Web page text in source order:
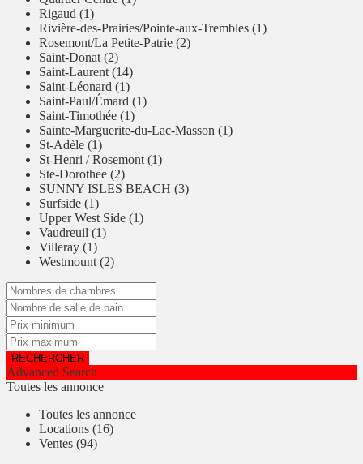
Rigaud (1)
Rivière-des-Prairies/Pointe-aux-Trembles (1)
Rosemont/La Petite-Patrie (2)
Saint-Donat (2)
Saint-Laurent (14)
Saint-Léonard (1)
Saint-Paul/Émard (1)
Saint-Timothée (1)
Sainte-Marguerite-du-Lac-Masson (1)
St-Adèle (1)
St-Henri / Rosemont (1)
Ste-Dorothee (2)
SUNNY ISLES BEACH (3)
Surfside (1)
Upper West Side (1)
Vaudreuil (1)
Villeray (1)
Westmount (2)
Advanced Search
Toutes les annonce
Toutes les annonce
Locations (16)
Ventes (94)